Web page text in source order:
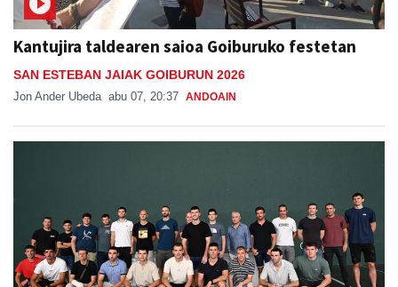
Kantujira taldearen saioa Goiburuko festetan
SAN ESTEBAN JAIAK GOIBURUN 2026
Jon Ander Ubeda abu 07, 20:37 ANDOAIN